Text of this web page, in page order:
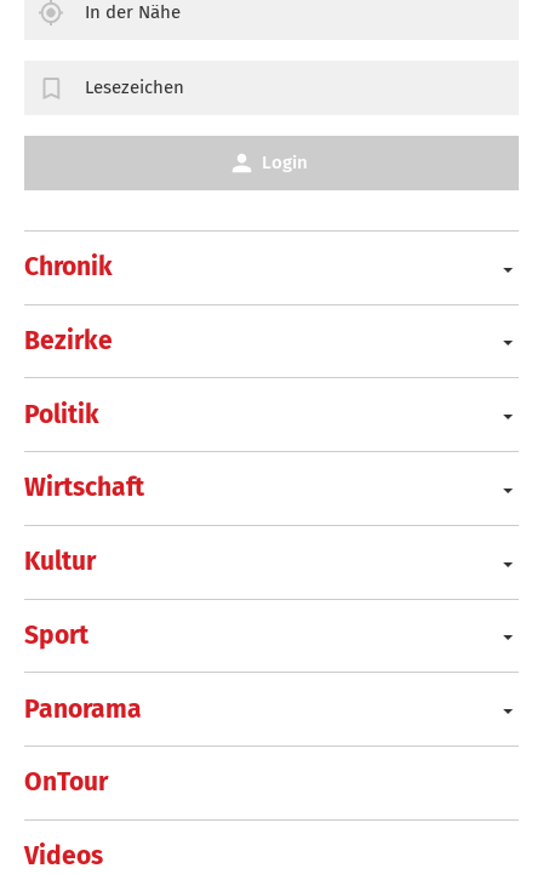
Chronik
Bezirke
Politik
Wirtschaft
Kultur
Sport
Panorama
OnTour
Videos
In der Nähe
Lesezeichen
Login